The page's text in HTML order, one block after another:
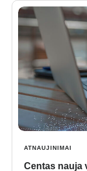
ATNAUJINIMAI
Centas nauja